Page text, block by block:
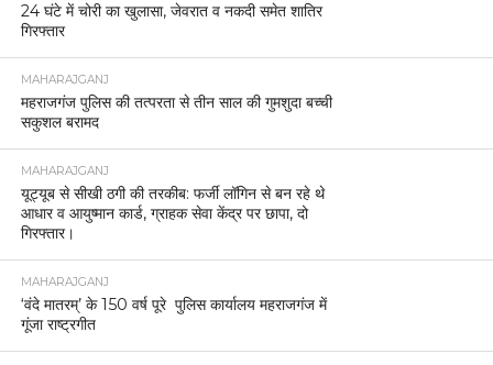
24 घंटे में चोरी का खुलासा, जेवरात व नकदी समेत शातिर
गिरफ्तार
MAHARAJGANJ
महराजगंज पुलिस की तत्परता से तीन साल की गुमशुदा बच्ची
सकुशल बरामद
MAHARAJGANJ
यूट्यूब से सीखी ठगी की तरकीब: फर्जी लॉगिन से बन रहे थे
आधार व आयुष्मान कार्ड, ग्राहक सेवा केंद्र पर छापा, दो
गिरफ्तार।
MAHARAJGANJ
‘वंदे मातरम्’ के 150 वर्ष पूरे पुलिस कार्यालय महराजगंज में
गूंजा राष्ट्रगीत